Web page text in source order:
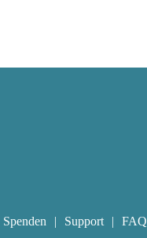
Spenden Support FAQ